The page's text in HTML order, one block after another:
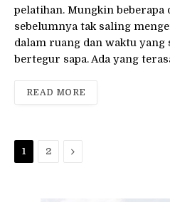
pelatihan. Mungkin beberapa
sebelumnya tak saling
dalam ruang dan waktu yang
bertegur sapa. Ada yang
READ MORE
1 2 Next